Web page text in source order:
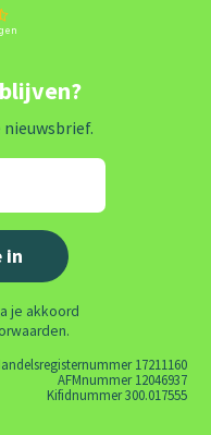
je akkoord
17211160
AFMnummer 12046937
Kifidnummer 300.017555